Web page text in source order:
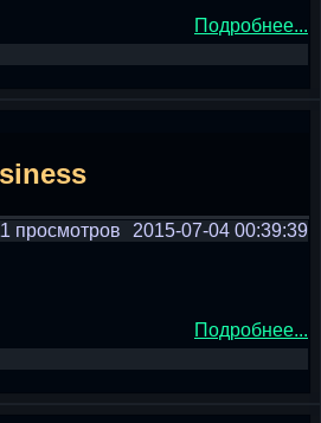
Подробнее...
2015-07-04 00:39:39
просмотров
Подробнее...